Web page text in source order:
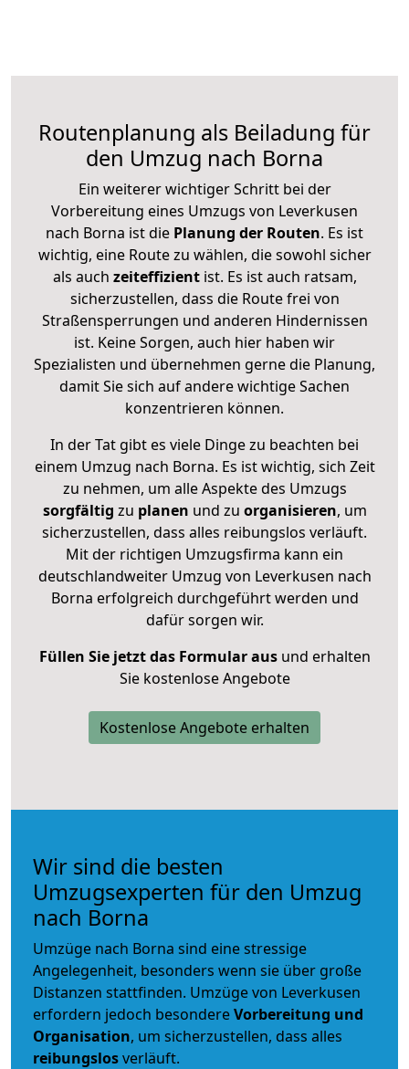
Routenplanung als Beiladung für
den Umzug nach Borna
Ein weiterer wichtiger Schritt bei der
Vorbereitung eines Umzugs von Leverkusen
nach Borna ist die Planung der Routen. Es ist
wichtig, eine Route zu wählen, die sowohl sicher
als auch zeiteffizientist. Es ist auch ratsam,
sicherzustellen, dass die Route frei von
Straßensperrungen und anderen Hindernissen
ist. Keine Sorgen, auch hier haben wir
Spezialisten und übernehmen gerne die Planung,
damit Sie sich auf andere wichtige Sachen
konzentrieren können.
In der Tat gibt es viele Dinge zu beachten bei
einem Umzug nach Borna. Es ist wichtig, sich Zeit
zu nehmen, um alle Aspekte des Umzugs
sorgfältig zu planen und zu organisieren, um
sicherzustellen, dass alles reibungslos verläuft.
Mit der richtigen Umzugsfirma kann ein
deutschlandweiter Umzug von Leverkusen nach
Borna erfolgreich durchgeführt werden und
dafür sorgen wir.
Füllen Sie jetzt das Formular ausund erhalten
Sie kostenlose Angebote
Kostenlose Angebote erhalten
Wir sind die besten
Umzugsexperten für den Umzug
nach Borna
Umzüge nach Borna sind eine stressige
Angelegenheit, besonders wenn sie über große
Distanzen stattfinden. Umzüge von Leverkusen
erfordern jedoch besondereVorbereitung und
Organisation, um sicherzustellen, dass alles
reibungslosverläuft.